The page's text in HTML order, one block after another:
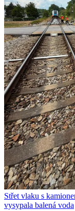
Střet vlaku s
vysypala balená voda